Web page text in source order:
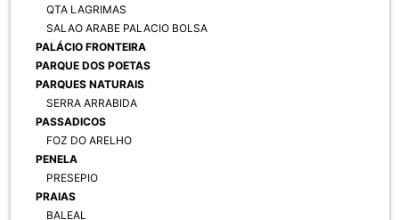
QTA LAGRIMAS
SALAO ARABE PALACIO BOLSA
PALÁCIO FRONTEIRA
PARQUE DOS POETAS
PARQUES NATURAIS
SERRA ARRABIDA
PASSADICOS
FOZ DO ARELHO
PENELA
PRESEPIO
PRAIAS
BALEAL